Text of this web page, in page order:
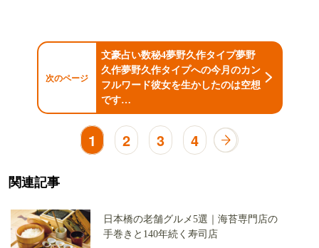
次のページ
文豪占い数秘4夢野久作タイプ夢野
久作夢野久作タイプへの今月のカン
フルワード彼女を生かしたのは空想
です…
1 2 3 4
関連記事
日本橋の老舗グルメ5選｜海苔専門店の
手巻きと140年続く寿司店